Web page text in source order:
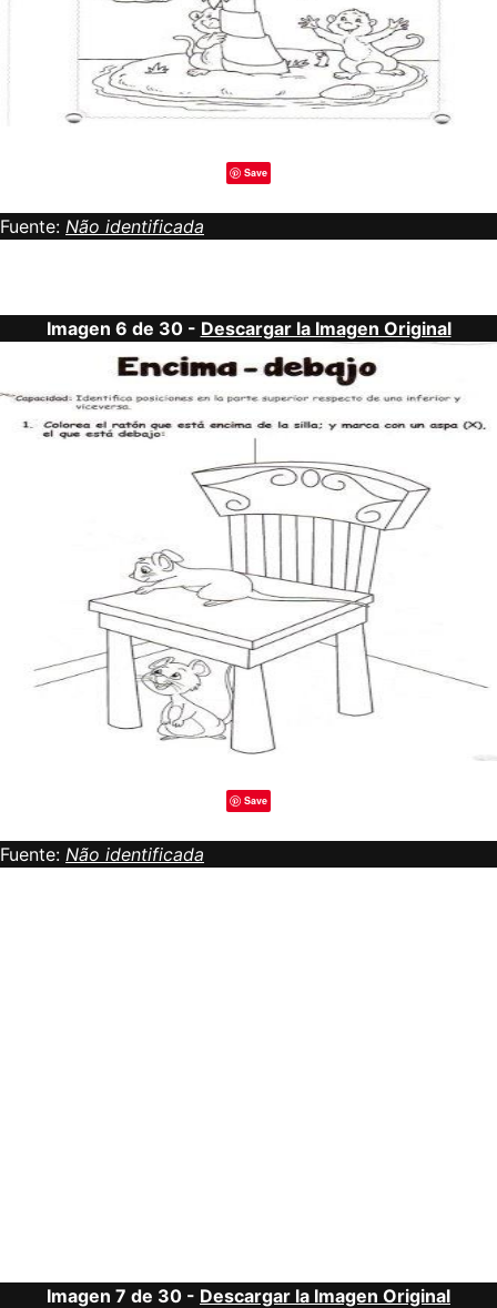
Save
Fuente: Não identificada
Imagen 6 de 30 - Descargar la Imagen Original
Save
Fuente: Não identificada
Imagen 7 de 30 - Descargar la Imagen Original